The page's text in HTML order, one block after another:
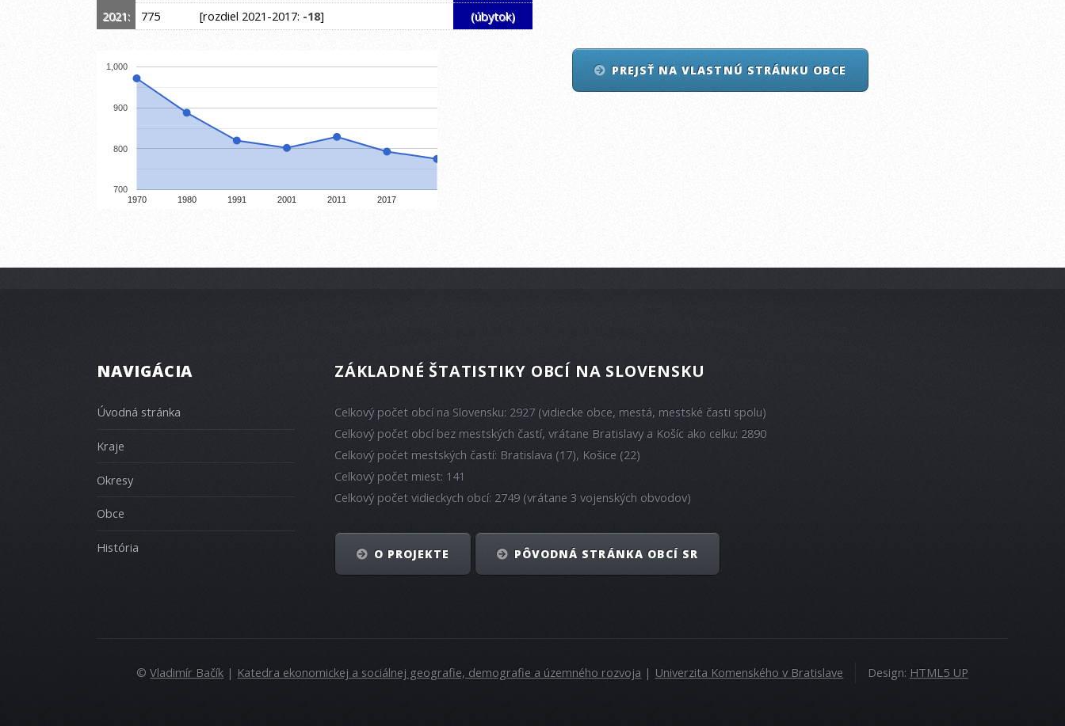
2021:
775 [rozdiel 2021-2017: -18] (úbytok)
1970 1980 1991 2001 2011 2017
700
800
900
1,000 PREJSŤ NA VLASTNÚ STRÁNKU OBCE
NAVIGÁCIA
Úvodná stránka
Kraje
Okresy
Obce
História
ZÁKLADNÉ ŠTATISTIKY OBCÍ NA SLOVENSKU
Celkový počet obcí na Slovensku: 2927 (vidiecke obce, mestá, mestské časti spolu)
Celkový počet obcí bez mestských častí, vrátane Bratislavy a Košíc ako celku: 2890
Celkový počet mestských častí: Bratislava (17), Košice (22)
Celkový počet miest: 141
Celkový počet vidieckych obcí: 2749 (vrátane 3 vojenských obvodov)
O PROJEKTE PÔVODNÁ STRÁNKA OBCÍ SR
©Vladimír Bačík | Katedra ekonomickej a sociálnej geografie, demografie a územného rozvoja | Univerzita Komenského v Bratislave Design: HTML5 UP